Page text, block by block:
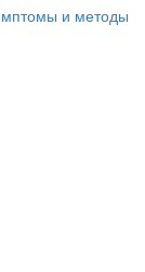
и методы